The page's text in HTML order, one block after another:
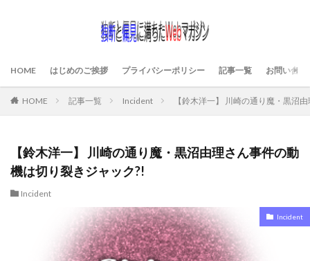
HOME はじめのご挨拶 プライバシーポリシー 記事一覧 お問い合わ
HOME 記事一覧 Incident 【鈴木洋一】 川崎の通り魔・黒沼
【鈴木洋一】 川崎の通り魔・黒沼由理さん事件の動
機は切り裂きジャック?!
Incident
Incident